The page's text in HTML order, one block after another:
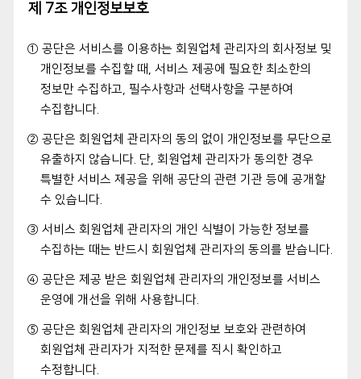
제 7조 개인정보보호
① 공단은 서비스를 이용하는 회원업체 관리자의 회사정보 및
개인정보를 수집할 때, 서비스 제공에 필요한 최소한의
정보만 수집하고, 필수사항과 선택사항을 구분하여
수집합니다.
② 공단은 회원업체 관리자의 동의 없이 개인정보를 무단으로
유출하지 않습니다. 단, 회원업체 관리자가 동의한 경우
특별한 서비스 제공을 위해 공단의 관련 기관 등에 공개할
수 있습니다.
③ 서비스 회원업체 관리자의 개인 식별이 가능한 정보를
수집하는 때는 반드시 회원업체 관리자의 동의를 받습니다.
④ 공단은 제공 받은 회원업체 관리자의 개인정보를 서비스
운영에 개선을 위해 사용합니다.
⑤ 공단은 회원업체 관리자의 개인정보 보호와 관련하여
회원업체 관리자가 지적한 문제를 직시 확인하고
수정합니다.